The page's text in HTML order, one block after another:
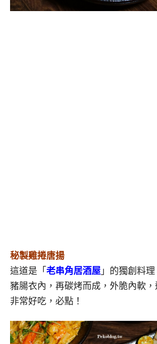
秘製雞捲唐揚
這道是「 老串角居酒屋 」的獨創料
豬腸衣內，再碳烤而成，外脆內軟，
非常好吃，必點！